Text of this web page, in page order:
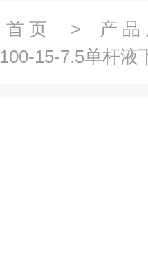
首页 > 产
15-7.5单杆液